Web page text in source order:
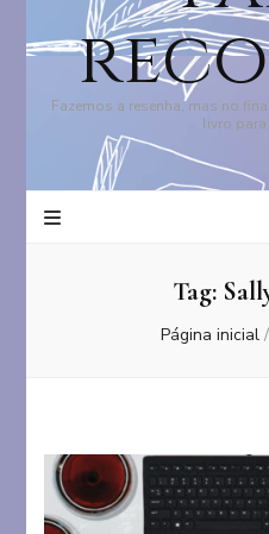
Fazemos a resenha, mas no
livro para
Tag:
Página inicial /